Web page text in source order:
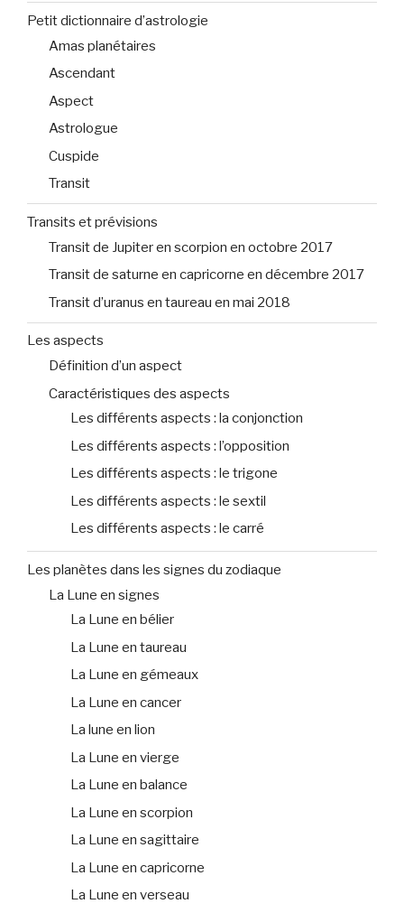
Petit dictionnaire d’astrologie
Amas planétaires
Ascendant
Aspect
Astrologue
Cuspide
Transit
Transits et prévisions
Transit de Jupiter en scorpion en octobre 2017
Transit de saturne en capricorne en décembre 2017
Transit d’uranus en taureau en mai 2018
Les aspects
Définition d’un aspect
Caractéristiques des aspects
Les différents aspects : la conjonction
Les différents aspects : l’opposition
Les différents aspects : le trigone
Les différents aspects : le sextil
Les différents aspects : le carré
Les planètes dans les signes du zodiaque
La Lune en signes
La Lune en bélier
La Lune en taureau
La Lune en gémeaux
La Lune en cancer
La lune en lion
La Lune en vierge
La Lune en balance
La Lune en scorpion
La Lune en sagittaire
La Lune en capricorne
La Lune en verseau